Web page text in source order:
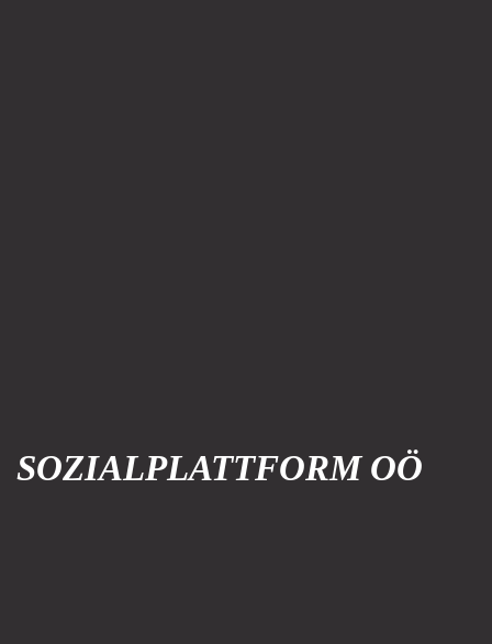
SOZIALPLATTFORM OÖ